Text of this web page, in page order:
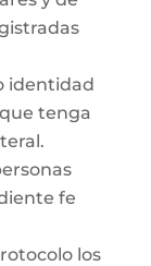
identidad
tenga
fe
los